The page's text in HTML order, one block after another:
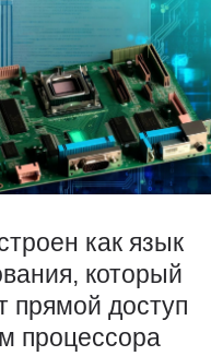
как язык
который
прямой доступ
процессора